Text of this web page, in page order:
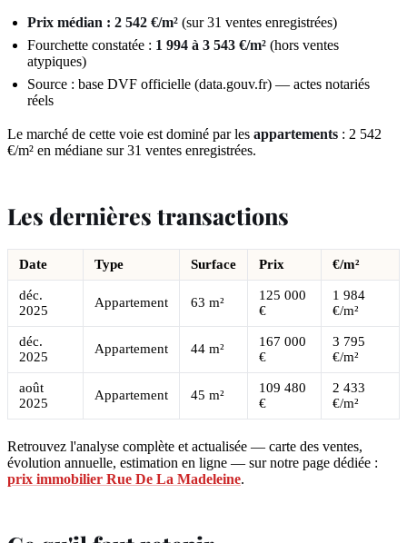
Prix médian : 2 542 €/m² (sur 31 ventes enregistrées)
Fourchette constatée : 1 994 à 3 543 €/m² (hors ventes
atypiques)
Source : base DVF officielle (data.gouv.fr) — actes notariés
réels
Le marché de cette voie est dominé par les appartements : 2 542
€/m² en médiane sur 31 ventes enregistrées.
Les dernières transactions
Date Type Surface Prix €/m²
déc.
2025
Appartement 63 m²
125 000
€
1 984
€/m²
déc.
2025
Appartement 44 m²
167 000
€
3 795
€/m²
août
2025
Appartement 45 m²
109 480
€
2 433
€/m²
Retrouvez l'analyse complète et actualisée — carte des ventes,
évolution annuelle, estimation en ligne — sur notre page dédiée :
prix immobilier Rue De La Madeleine.